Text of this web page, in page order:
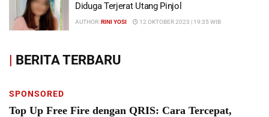
Diduga Terjerat Utang Pinjol
AUTHOR:RINI YOSI 12 OKTOBER 2023 | 19:35 WIB
| BERITA TERBARU
SPONSORED
Top Up Free Fire dengan QRIS: Cara Tercepat,